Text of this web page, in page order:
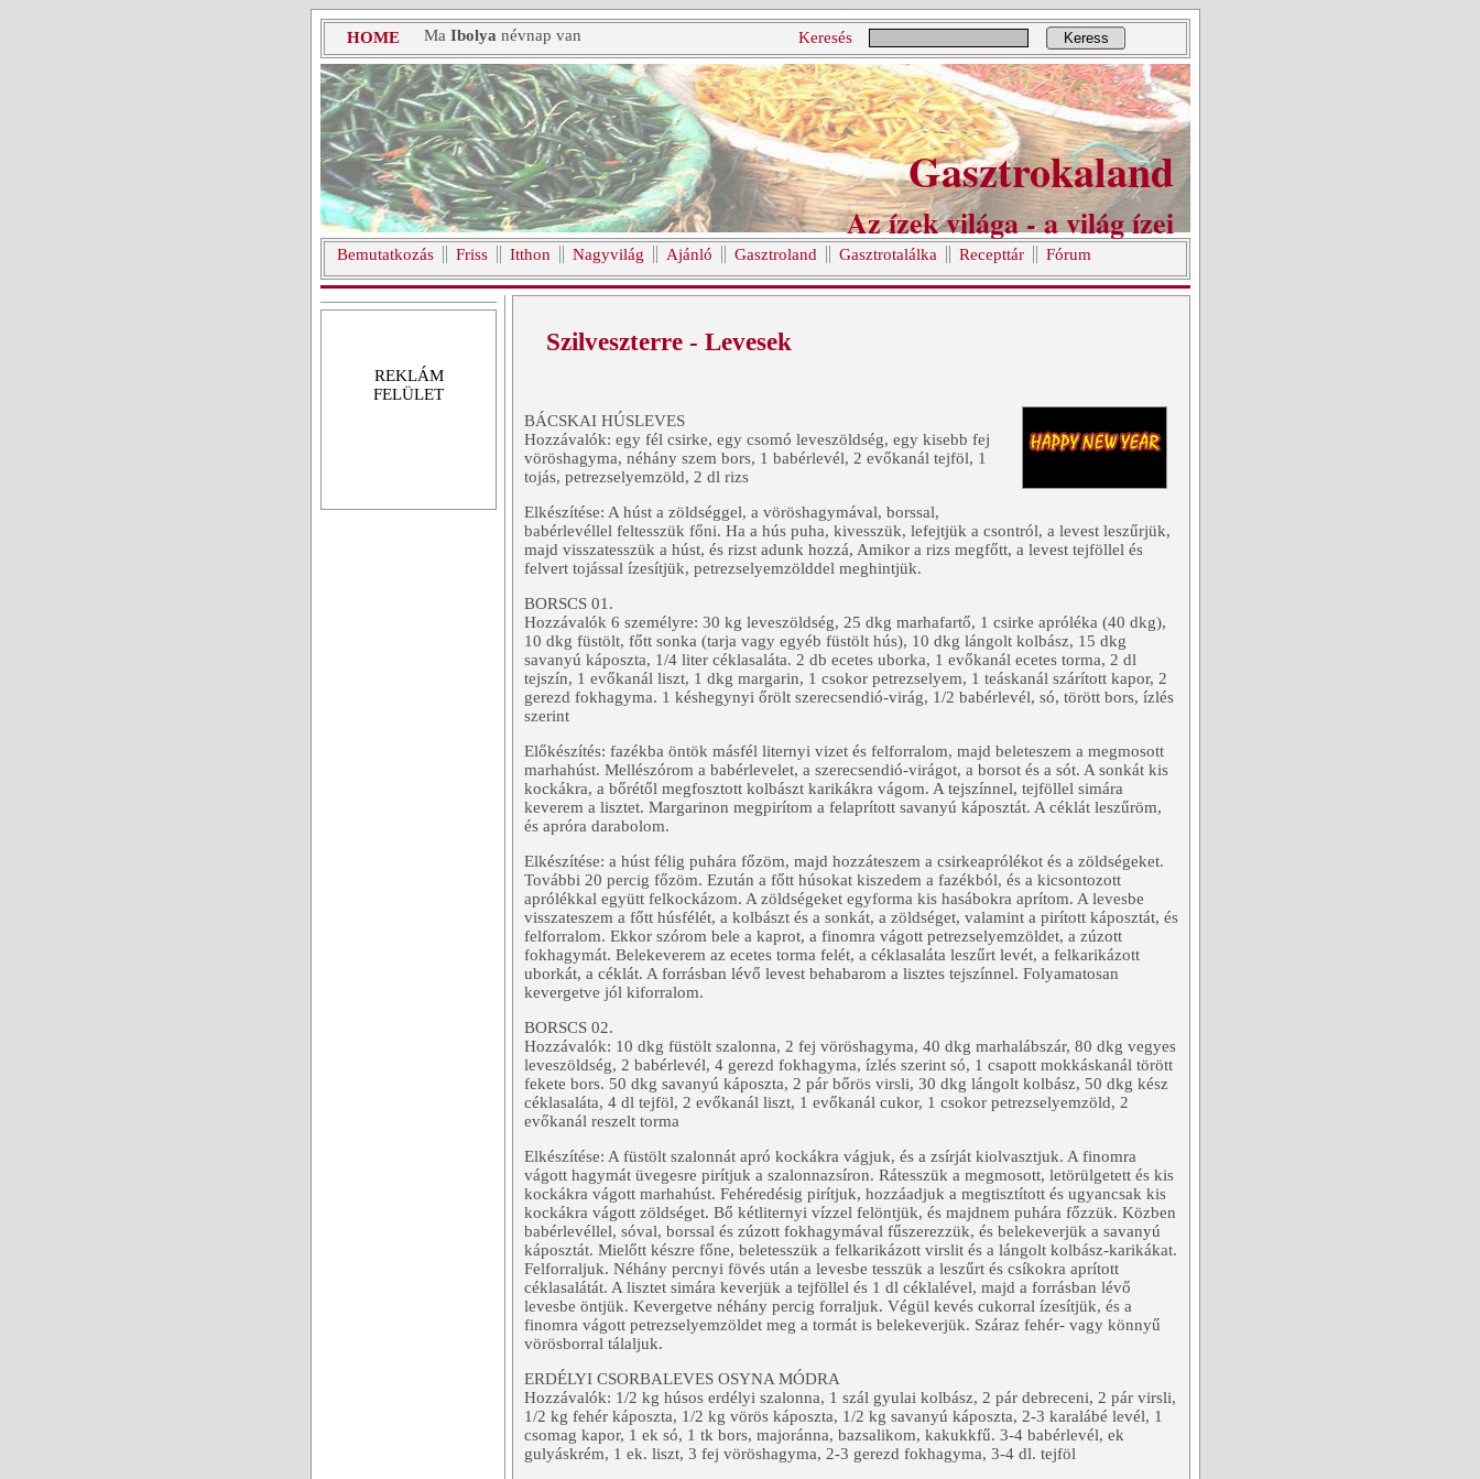
HOME Ma Ibolya névnap van Keresés Keress
Gasztrokaland
Az ízek világa - a világ ízei
Bemutatkozás Friss Itthon Nagyvilág Ajánló Gasztroland Gasztrotalálka Recepttár Fórum
REKLÁM
FELÜLET
Szilveszterre - Levesek
BÁCSKAI HÚSLEVES
Hozzávalók: egy fél csirke, egy csomó leveszöldség, egy kisebb fej
vöröshagyma, néhány szem bors, 1 babérlevél, 2 evőkanál tejföl, 1
tojás, petrezselyemzöld, 2 dl rizs
Elkészítése: A húst a zöldséggel, a vöröshagymával, borssal,
babérlevéllel feltesszük főni. Ha a hús puha, kivesszük, lefejtjük a csontról, a levest leszűrjük,
majd visszatesszük a húst, és rizst adunk hozzá, Amikor a rizs megfőtt, a levest tejföllel és
felvert tojással ízesítjük, petrezselyemzölddel meghintjük.
BORSCS 01.
Hozzávalók 6 személyre: 30 kg leveszöldség, 25 dkg marhafartő, 1 csirke apróléka (40 dkg),
10 dkg füstölt, főtt sonka (tarja vagy egyéb füstölt hús), 10 dkg lángolt kolbász, 15 dkg
savanyú káposzta, 1/4 liter céklasaláta. 2 db ecetes uborka, 1 evőkanál ecetes torma, 2 dl
tejszín, 1 evőkanál liszt, 1 dkg margarin, 1 csokor petrezselyem, 1 teáskanál szárított kapor, 2
gerezd fokhagyma. 1 késhegynyi őrölt szerecsendió-virág, 1/2 babérlevél, só, törött bors, ízlés
szerint
Előkészítés: fazékba öntök másfél liternyi vizet és felforralom, majd beleteszem a megmosott
marhahúst. Mellészórom a babérlevelet, a szerecsendió-virágot, a borsot és a sót. A sonkát kis
kockákra, a bőrétől megfosztott kolbászt karikákra vágom. A tejszínnel, tejföllel simára
keverem a lisztet. Margarinon megpirítom a felaprított savanyú káposztát. A céklát leszűröm,
és apróra darabolom.
Elkészítése: a húst félig puhára főzöm, majd hozzáteszem a csirkeaprólékot és a zöldségeket.
További 20 percig főzöm. Ezután a főtt húsokat kiszedem a fazékból, és a kicsontozott
aprólékkal együtt felkockázom. A zöldségeket egyforma kis hasábokra aprítom. A levesbe
visszateszem a főtt húsfélét, a kolbászt és a sonkát, a zöldséget, valamint a pirított káposztát, és
felforralom. Ekkor szórom bele a kaprot, a finomra vágott petrezselyemzöldet, a zúzott
fokhagymát. Belekeverem az ecetes torma felét, a céklasaláta leszűrt levét, a felkarikázott
uborkát, a céklát. A forrásban lévő levest behabarom a lisztes tejszínnel. Folyamatosan
kevergetve jól kiforralom.
BORSCS 02.
Hozzávalók: 10 dkg füstölt szalonna, 2 fej vöröshagyma, 40 dkg marhalábszár, 80 dkg vegyes
leveszöldség, 2 babérlevél, 4 gerezd fokhagyma, ízlés szerint só, 1 csapott mokkáskanál törött
fekete bors. 50 dkg savanyú káposzta, 2 pár bőrös virsli, 30 dkg lángolt kolbász, 50 dkg kész
céklasaláta, 4 dl tejföl, 2 evőkanál liszt, 1 evőkanál cukor, 1 csokor petrezselyemzöld, 2
evőkanál reszelt torma
Elkészítése: A füstölt szalonnát apró kockákra vágjuk, és a zsírját kiolvasztjuk. A finomra
vágott hagymát üvegesre pirítjuk a szalonnazsíron. Rátesszük a megmosott, letörülgetett és kis
kockákra vágott marhahúst. Fehéredésig pirítjuk, hozzáadjuk a megtisztított és ugyancsak kis
kockákra vágott zöldséget. Bő kétliternyi vízzel felöntjük, és majdnem puhára főzzük. Közben
babérlevéllel, sóval, borssal és zúzott fokhagymával fűszerezzük, és belekeverjük a savanyú
káposztát. Mielőtt készre főne, beletesszük a felkarikázott virslit és a lángolt kolbász-karikákat.
Felforraljuk. Néhány percnyi fövés után a levesbe tesszük a leszűrt és csíkokra aprított
céklasalátát. A lisztet simára keverjük a tejföllel és 1 dl céklalével, majd a forrásban lévő
levesbe öntjük. Kevergetve néhány percig forraljuk. Végül kevés cukorral ízesítjük, és a
finomra vágott petrezselyemzöldet meg a tormát is belekeverjük. Száraz fehér- vagy könnyű
vörösborral tálaljuk.
ERDÉLYI CSORBALEVES OSYNA MÓDRA
Hozzávalók: 1/2 kg húsos erdélyi szalonna, 1 szál gyulai kolbász, 2 pár debreceni, 2 pár virsli,
1/2 kg fehér káposzta, 1/2 kg vörös káposzta, 1/2 kg savanyú káposzta, 2-3 karalábé levél, 1
csomag kapor, 1 ek só, 1 tk bors, majoránna, bazsalikom, kakukkfű. 3-4 babérlevél, ek
gulyáskrém, 1 ek. liszt, 3 fej vöröshagyma, 2-3 gerezd fokhagyma, 3-4 dl. tejföl